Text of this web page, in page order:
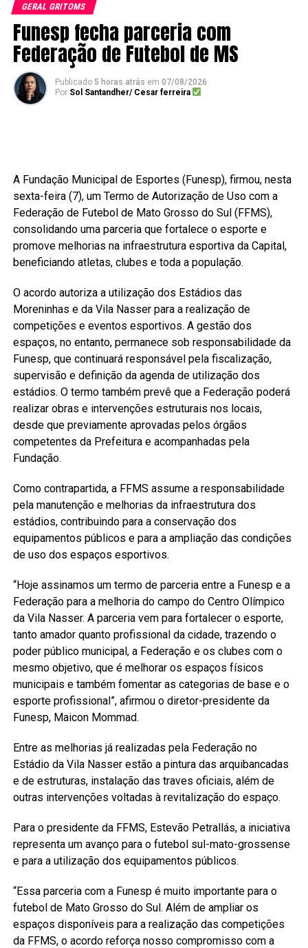
GERAL GRITOMS
Funesp fecha parceria com
Federação de Futebol de MS
Publicado 5 horas atrás em 07/08/2026
Por Sol Santandher/ Cesar ferreira
A Fundação Municipal de Esportes (Funesp), firmou, nesta
sexta-feira (7), um Termo de Autorização de Uso com a
Federação de Futebol de Mato Grosso do Sul (FFMS),
consolidando uma parceria que fortalece o esporte e
promove melhorias na infraestrutura esportiva da Capital,
beneficiando atletas, clubes e toda a população.
O acordo autoriza a utilização dos Estádios das
Moreninhas e da Vila Nasser para a realização de
competições e eventos esportivos. A gestão dos
espaços, no entanto, permanece sob responsabilidade da
Funesp, que continuará responsável pela fiscalização,
supervisão e definição da agenda de utilização dos
estádios. O termo também prevê que a Federação poderá
realizar obras e intervenções estruturais nos locais,
desde que previamente aprovadas pelos órgãos
competentes da Prefeitura e acompanhadas pela
Fundação.
Como contrapartida, a FFMS assume a responsabilidade
pela manutenção e melhorias da infraestrutura dos
estádios, contribuindo para a conservação dos
equipamentos públicos e para a ampliação das condições
de uso dos espaços esportivos.
“Hoje assinamos um termo de parceria entre a Funesp e a
Federação para a melhoria do campo do Centro Olímpico
da Vila Nasser. A parceria vem para fortalecer o esporte,
tanto amador quanto profissional da cidade, trazendo o
poder público municipal, a Federação e os clubes com o
mesmo objetivo, que é melhorar os espaços físicos
municipais e também fomentar as categorias de base e o
esporte profissional”, afirmou o diretor-presidente da
Funesp, Maicon Mommad.
Entre as melhorias já realizadas pela Federação no
Estádio da Vila Nasser estão a pintura das arquibancadas
e de estruturas, instalação das traves oficiais, além de
outras intervenções voltadas à revitalização do espaço.
Para o presidente da FFMS, Estevão Petrallás, a iniciativa
representa um avanço para o futebol sul-mato-grossense
e para a utilização dos equipamentos públicos.
“Essa parceria com a Funesp é muito importante para o
futebol de Mato Grosso do Sul. Além de ampliar os
espaços disponíveis para a realização das competições
da FFMS, o acordo reforça nosso compromisso com a